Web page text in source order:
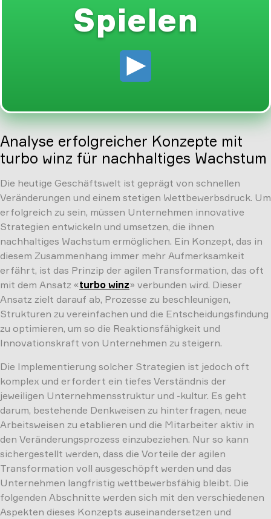
Spielen
Analyse erfolgreicher Konzepte mit
turbo winz für nachhaltiges Wachstum
Die heutige Geschäftswelt ist geprägt von schnellen
Veränderungen und einem stetigen Wettbewerbsdruck. Um
erfolgreich zu sein, müssen Unternehmen innovative
Strategien entwickeln und umsetzen, die ihnen
nachhaltiges Wachstum ermöglichen. Ein Konzept, das in
diesem Zusammenhang immer mehr Aufmerksamkeit
erfährt, ist das Prinzip der agilen Transformation, das oft
mit dem Ansatz «turbo winz» verbunden wird. Dieser
Ansatz zielt darauf ab, Prozesse zu beschleunigen,
Strukturen zu vereinfachen und die Entscheidungsfindung
zu optimieren, um so die Reaktionsfähigkeit und
Innovationskraft von Unternehmen zu steigern.
Die Implementierung solcher Strategien ist jedoch oft
komplex und erfordert ein tiefes Verständnis der
jeweiligen Unternehmensstruktur und -kultur. Es geht
darum, bestehende Denkweisen zu hinterfragen, neue
Arbeitsweisen zu etablieren und die Mitarbeiter aktiv in
den Veränderungsprozess einzubeziehen. Nur so kann
sichergestellt werden, dass die Vorteile der agilen
Transformation voll ausgeschöpft werden und das
Unternehmen langfristig wettbewerbsfähig bleibt. Die
folgenden Abschnitte werden sich mit den verschiedenen
Aspekten dieses Konzepts auseinandersetzen und